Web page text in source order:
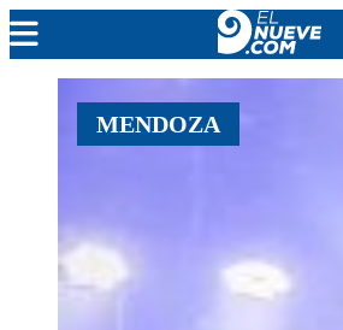
MENDOZA
CADA DÍA
PROTAGONISTAS
EL NUEVE STREAMS
MENDOZA